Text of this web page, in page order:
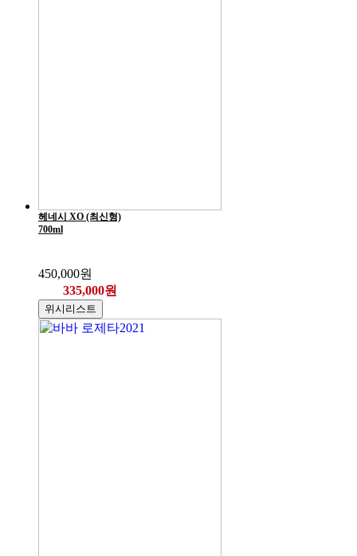
헤네시 XO (최신형)
700ml
450,000원
335,000원
위시리스트